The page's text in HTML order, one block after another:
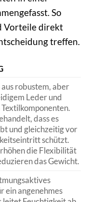
So
Vorteile direkt
treffen.
robustem, aber
Leder und
dass es
und gleichzeitig vor
schützt.
die Flexibilität
das Gewicht.
ein angenehmes